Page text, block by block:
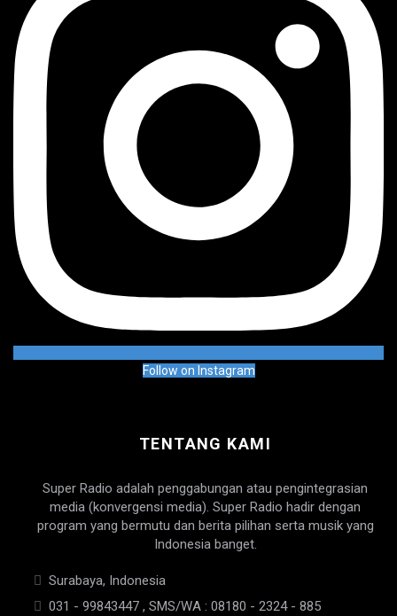
Follow on Instagram
TENTANG KAMI
Super Radio adalah penggabungan atau pengintegrasian
media (konvergensi media). Super Radio hadir dengan
program yang bermutu dan berita pilihan serta musik yang
Indonesia banget.
Surabaya, Indonesia
031 - 99843447 , SMS/WA : 08180 - 2324 - 885